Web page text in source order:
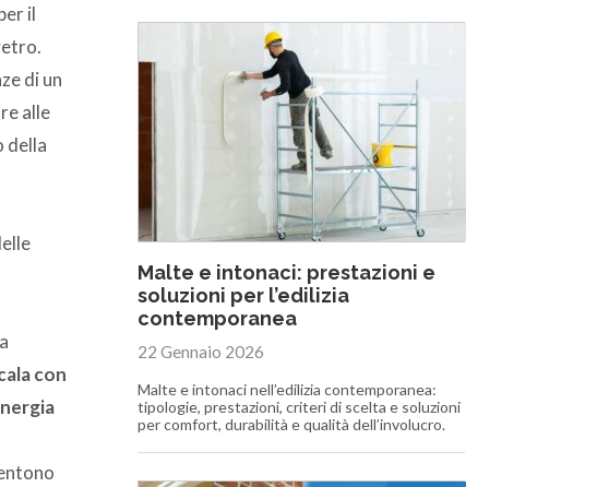
il
di un
alle
della
con
Malte e intonaci: prestazioni e
soluzioni per l’edilizia
contemporanea
22 Gennaio 2026
Malte e intonaci nell’edilizia contemporanea:
tipologie, prestazioni, criteri di scelta e soluzioni
per comfort, durabilità e qualità dell’involucro.